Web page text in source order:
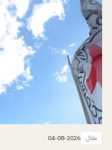
مقال 04-08-2026